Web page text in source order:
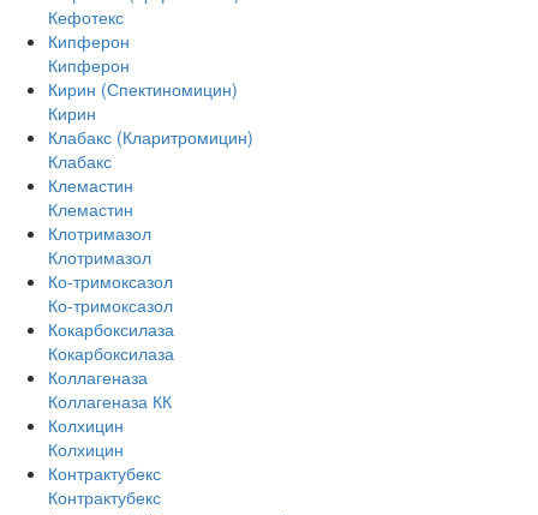
Кефотекс
Кипферон
Кипферон
Кирин (Спектиномицин)
Кирин
Клабакс (Кларитромицин)
Клабакс
Клемастин
Клемастин
Клотримазол
Клотримазол
Ко-тримоксазол
Ко-тримоксазол
Кокарбоксилаза
Кокарбоксилаза
Коллагеназа
Коллагеназа КК
Колхицин
Колхицин
Контрактубекс
Контрактубекс